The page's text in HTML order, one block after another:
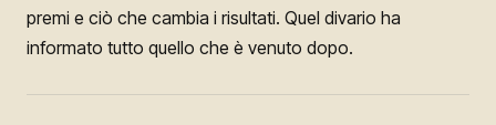
premi e ciò che cambia i risultati. Quel divario ha
informato tutto quello che è venuto dopo.